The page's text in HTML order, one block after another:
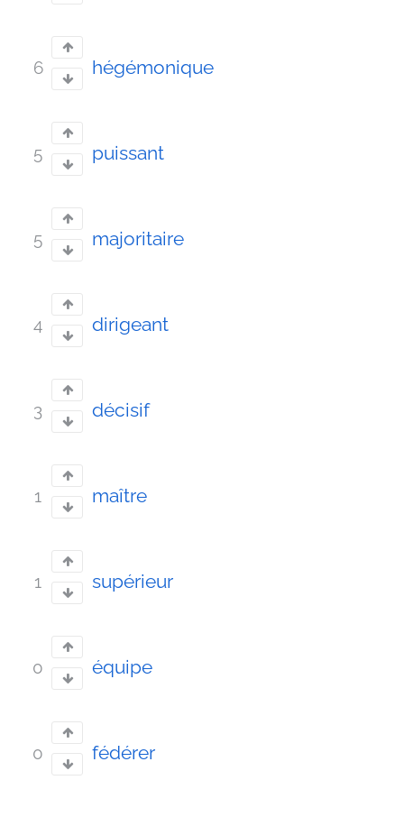
6 hégémonique
5 puissant
5 majoritaire
4 dirigeant
3 décisif
1 maître
1 supérieur
0 équipe
0 fédérer